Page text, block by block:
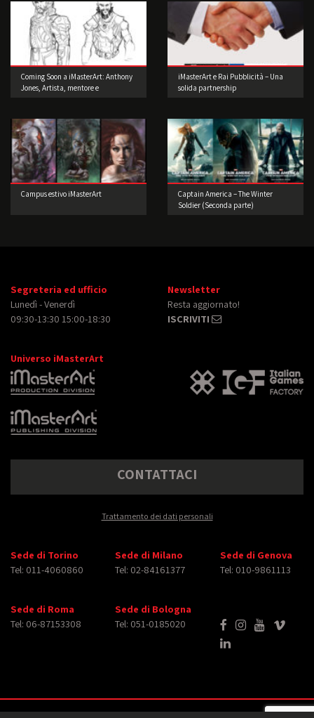
Coming Soon a iMasterArt: Anthony
Jones, Artista, mentore e
iMasterArt e Rai Pubblicità – Una
solida partnership
Campus estivo iMasterArt
Captain America – The Winter
Soldier (Seconda parte)
Segreteria ed ufficio
Lunedì - Venerdì
09:30-13:30 15:00-18:30
Newsletter
Resta aggiornato!
ISCRIVITI
Universo iMasterArt
CONTATTACI
Trattamento dei dati personali
Sede di Torino
Tel: 011-4060860
Sede di Milano
Tel: 02-84161377
Sede di Genova
Tel: 010-9861113
Sede di Roma
Tel: 06-87153308
Sede di Bologna
Tel: 051-0185020